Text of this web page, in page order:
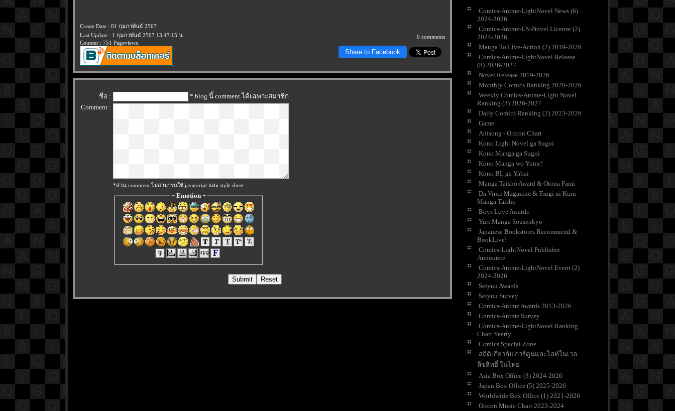
Create Date : 01 กุมภาพันธ์ 2567
Last Update : 1 กุมภาพันธ์ 2567 13:47:15 น.
Counter : 751 Pageviews.
0 comments
Share to Facebook
ชื่อ :
* blog นี้ comment ได้เฉพาะสมาชิก
Comment :
*ส่วน comment ไม่สามารถใช้ javascript และ style sheet
+ Emotion+
Comics-Anime-LightNovel News (6)
2024-2026
Comics-Anime-LN-Novel License (2)
2024-2026
Manga To Live-Action (2) 2019-2026
Comics-Anime-LightNovel Release
(8) 2026-2027
Novel Release 2019-2026
Monthly Comics Ranking 2020-2026
Weekly Comics-Anime-Light Novel
Ranking (3) 2026-2027
Daily Comics Ranking (2) 2023-2026
Game
Anisong - Oricon Chart
Kono Light Novel ga Sugoi
Kono Manga ga Sugoi
Kono Manga wo Yome!
Kono BL ga Yabai
Manga Taisho Award & Otona Fami
Da Vinci Magazine & Tsugi ni Kuru
Manga Taisho
Boys Love Awards
Yuri Manga Sousenkyo
Japanese Bookstores Recommend &
BookLive!
Comics-LightNovel Publisher
Announce
Comics-Anime-LightNovel Event (2)
2024-2026
Seiyuu Awards
Seiyuu Survey
Comics-Anime Awards 2013-2026
Comics-Anime Survey
Comics-Anime-LightNovel Ranking
Chart Yearly
Comics Special Zone
สถิติเกี่ยวกับ การ์ตูนและไลท์โนเวล
ลิขสิทธิ์ ในไท
Asia Box Office (3) 2024-2026
Japan Box Office (5) 2025-2026
Worldwide Box Office (1) 2021-2026
Oricon Music Chart 2023-2024